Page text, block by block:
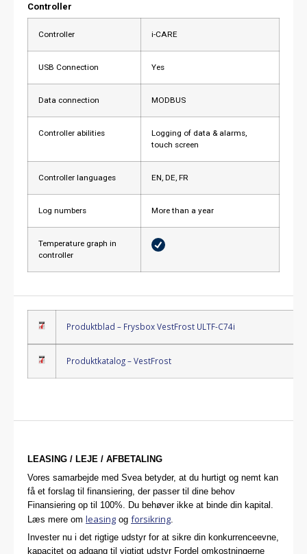
Controller
Controller i-CARE
USB Connection Yes
Data connection MODBUS
Controller abilities
Logging of data & alarms,
touch screen
Controller languages EN, DE, FR
Log numbers More than a year
Temperature graph in
controller
Produktblad – Frysbox VestFrost ULTF-C74i
Produktkatalog – VestFrost
LEASING / LEJE / AFBETALING
Vores samarbejde med Svea betyder, at du hurtigt og nemt kan
få et forslag til finansiering, der passer til dine behov
Finansiering op til 100%. Du behøver ikke at binde din kapital.
Læs mere om leasing og forsikring
Invester nu i det rigtige udstyr for at sikre din konkurrenceevne,
kapacitet og adgang til vigtigt udstyr Fordel omkostningerne